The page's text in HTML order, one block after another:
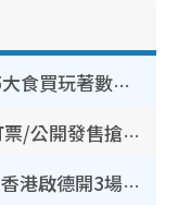
【8月生日優惠2026】全港85大食買玩著數攻略 自助餐/火鍋放題同行免費＋誠品/DONKI送現金券
人夫集團｜Klook套票/優先訂票/公開發售搶飛攻略！附票價.購票連結.場地座位表
BIGBANG演唱會2026｜11月香港啟德開3場！實名制VIP申請、優先購票攻略